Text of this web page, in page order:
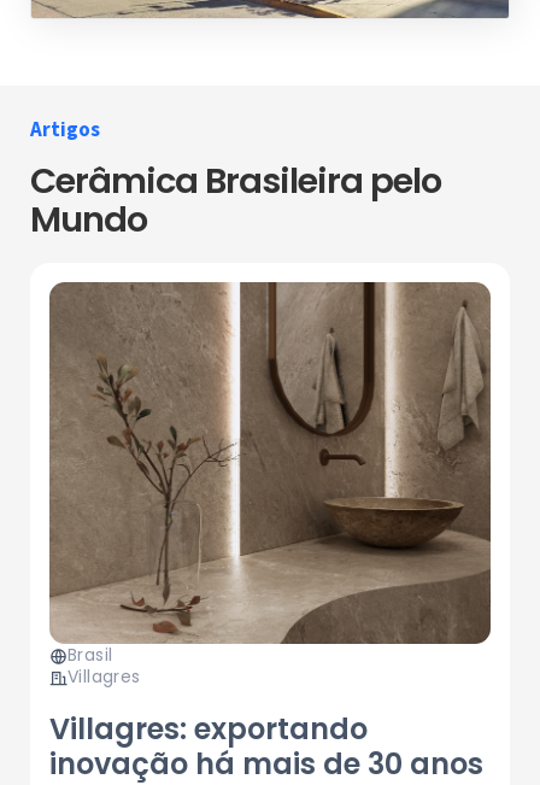
Artigos
Cerâmica Brasileira pelo
Mundo
Brasil
Villagres
Villagres: exportando
inovação há mais de 30 anos